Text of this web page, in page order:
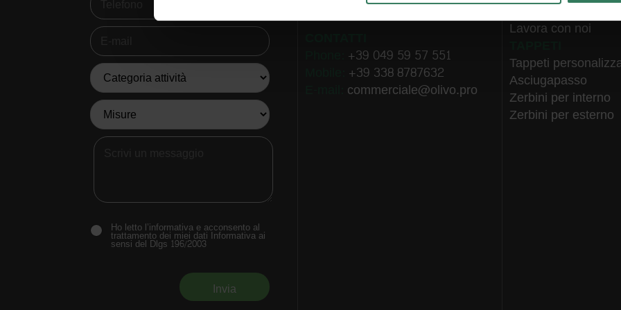
Ho letto l’informativa e acconsento al
trattamento dei miei dati Informativa ai
sensi del Dlgs 196/2003
Invia
P.IVA 03703690283
+39 049 59 57 551
+39 338 8787632
commerciale@olivo.pro
Company profile
Lavora con noi
Tappeti
Asciugapasso
Zerbini per interno
Zerbini per esterno